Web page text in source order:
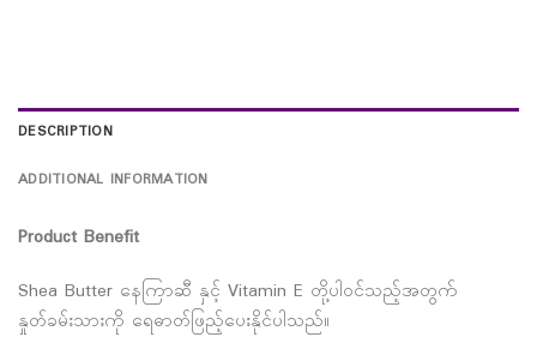
DESCRIPTION
ADDITIONAL INFORMATION
Product Benefit
Shea Butter နေကြာဆီ နှင့် Vitamin E တို့ပါဝင်သည့်အတွက်
နှုတ်ခမ်းသားကို ရေဓာတ်ဖြည့်ပေးနိုင်ပါသည်။